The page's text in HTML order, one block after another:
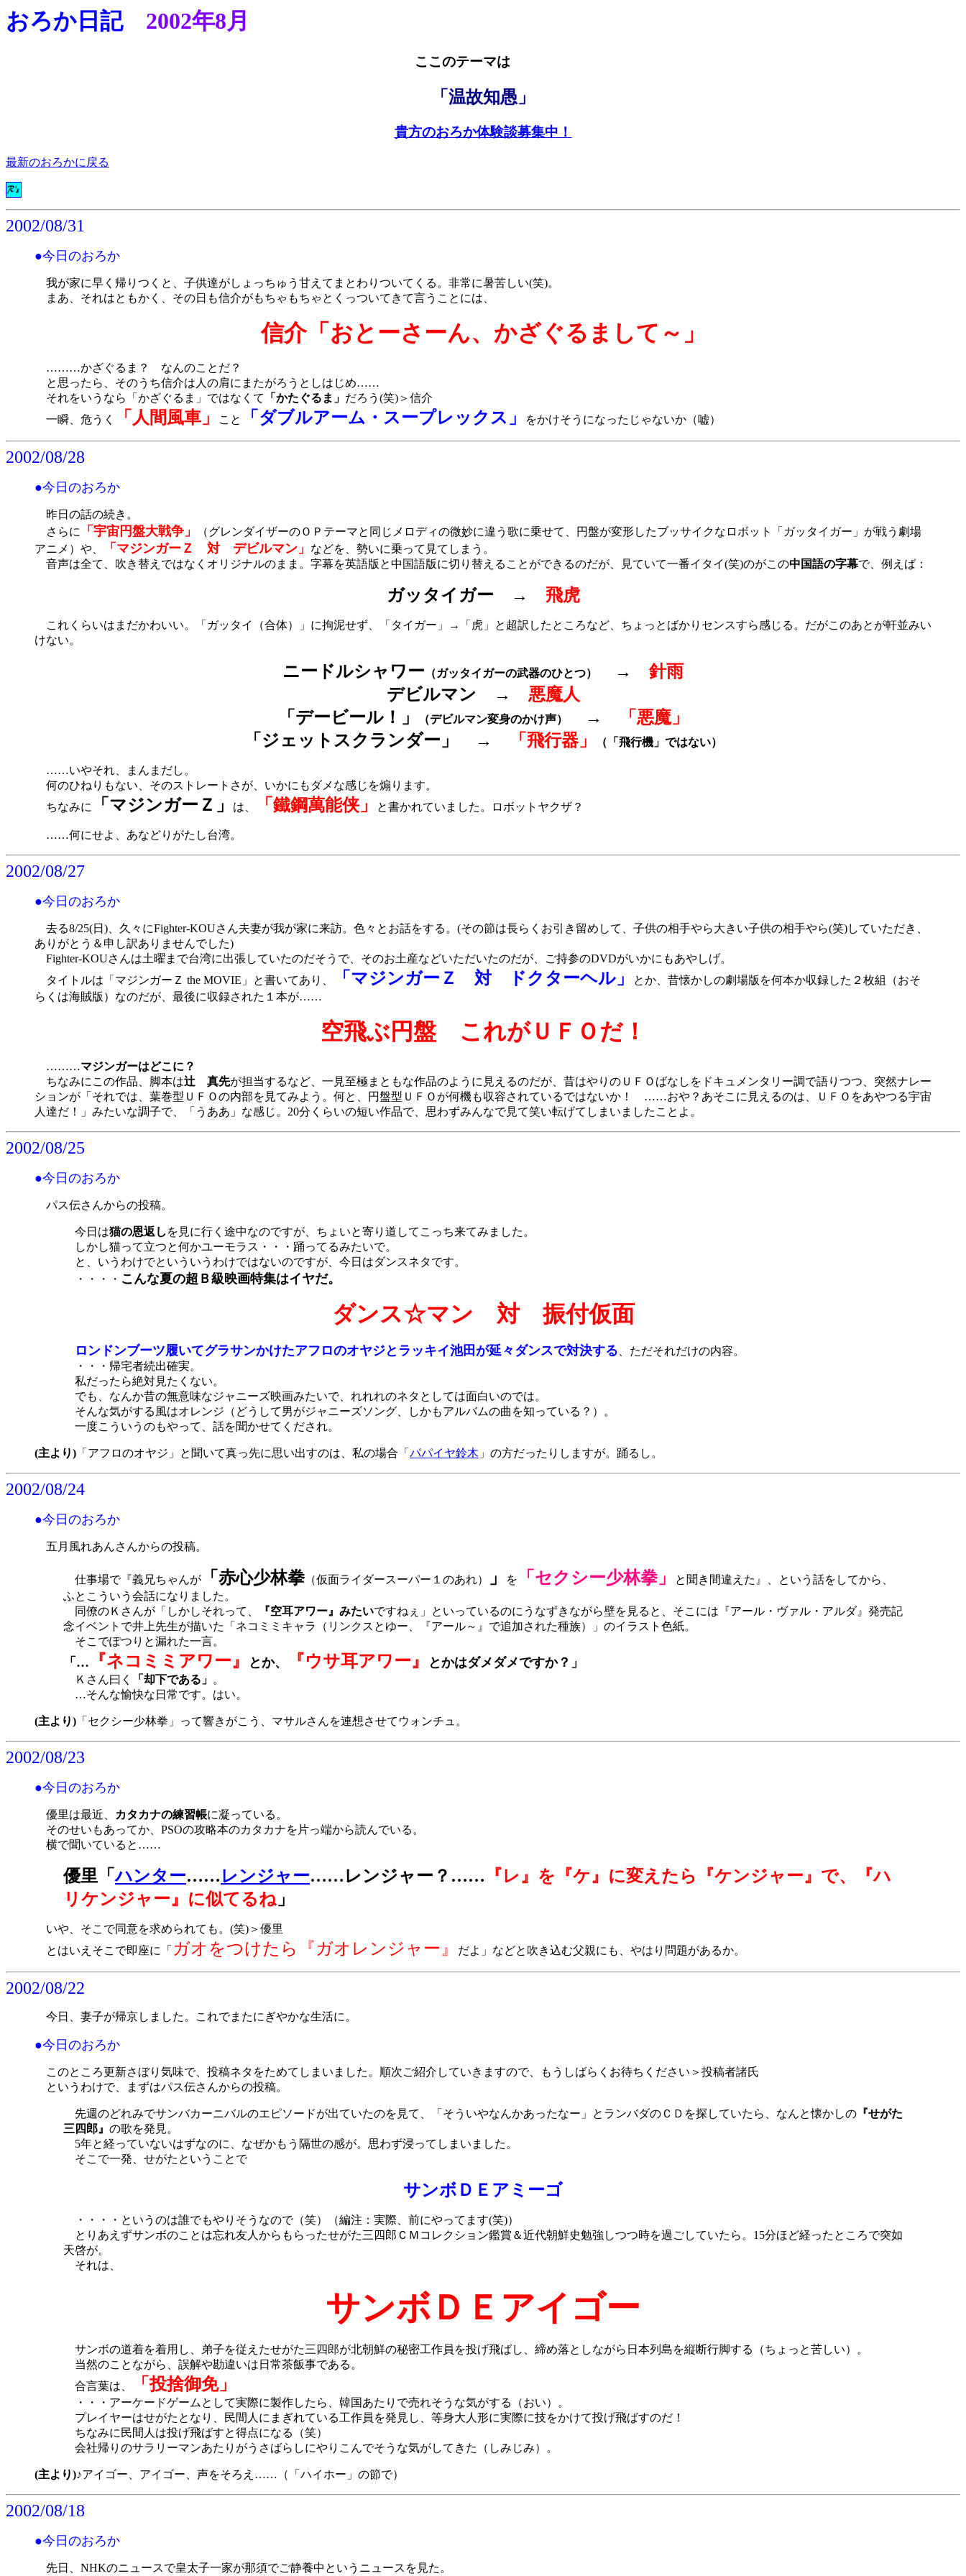
おろか日記 2002年8月
ここのテーマは
「温故知愚」
貴方のおろか体験談募集中！
最新のおろかに戻る
2002/08/31
●今日のおろか
我が家に早く帰りつくと、子供達がしょっちゅう甘えてまとわりついてくる。非常に暑苦しい(笑)。
まあ、それはともかく、その日も信介がもちゃもちゃとくっついてきて言うことには、
信介「おとーさーん、かざぐるまして～」
………かざぐるま？ なんのことだ？
と思ったら、そのうち信介は人の肩にまたがろうとしはじめ……
それをいうなら「かざぐるま」ではなくて
「かたぐるま」 だろう(笑)＞信介
一瞬、危うく
「人間風車」 こと 「ダブルアーム・スープレックス」 をかけそうになったじゃないか（嘘）
2002/08/28
●今日のおろか
昨日の話の続き。
さらに
「宇宙円盤大戦争」
（グレンダイザーのＯＰテーマと同じメロディの微妙に違う歌に乗せて、円盤が変形したブッサイクなロボット「ガッタイガー」が戦う劇場
アニメ）や、
「マジンガーＺ 対 デビルマン」
などを、勢いに乗って見てしまう。
音声は全て、吹き替えではなくオリジナルのまま。字幕を英語版と中国語版に切り替えることができるのだが、見ていて一番イタイ(笑)のがこの中国語の字幕で、例えば：
ガッタイガー → 飛虎
これくらいはまだかわいい。「ガッタイ（合体）」に拘泥せず、「タイガー」→「虎」と超訳したところなど、ちょっとばかりセンスすら感じる。だがこのあとが軒並みい
けない。
ニードルシャワー （ガッタイガーの武器のひとつ） → 針雨
デビルマン → 悪魔人
「デービール！」
（デビルマン変身のかけ声） →
「悪魔」
「ジェットスクランダー」 →
「飛行器」 （「飛行機」ではない）
……いやそれ、まんまだし。
何のひねりもない、そのストレートさが、いかにもダメな感じを煽ります。
ちなみに
「マジンガーＺ」 は、 「鐵鋼萬能侠」 と書かれていました。ロボットヤクザ？
……何にせよ、あなどりがたし台湾。
2002/08/27
●今日のおろか
去る8/25(日)、久々にFighter-KOUさん夫妻が我が家に来訪。色々とお話をする。(その節は長らくお引き留めして、子供の相手やら大きい子供の相手やら(笑)していただき、
ありがとう＆申し訳ありませんでした)
Fighter-KOUさんは土曜まで台湾に出張していたのだそうで、そのお土産などいただいたのだが、ご持参のDVDがいかにもあやしげ。
タイトルは「マジンガーＺ the MOVIE」と書いてあり、
「マジンガーＺ 対 ドクターヘル」
とか、昔懐かしの劇場版を何本か収録した２枚組（おそ
らくは海賊版）なのだが、最後に収録された１本が……
空飛ぶ円盤 これがＵＦＯだ！
………マジンガーはどこに？
ちなみにこの作品、脚本は辻 真先が担当するなど、一見至極まともな作品のように見えるのだが、昔はやりのＵＦＯばなしをドキュメンタリー調で語りつつ、突然ナレー
ションが「それでは、葉巻型ＵＦＯの内部を見てみよう。何と、円盤型ＵＦＯが何機も収容されているではないか！ ……おや？あそこに見えるのは、ＵＦＯをあやつる宇宙
人達だ！」みたいな調子で、「うああ」な感じ。20分くらいの短い作品で、思わずみんなで見て笑い転げてしまいましたことよ。
2002/08/25
●今日のおろか
パス伝さんからの投稿。
今日は猫の恩返し を見に行く途中なのですが、ちょいと寄り道してこっち来てみました。
しかし猫って立つと何かユーモラス・・・踊ってるみたいで。
と、いうわけでといういうわけではないのですが、今日はダンスネタです。
・・・・ こんな夏の超Ｂ級映画特集はイヤだ。
ダンス☆マン 対 振付仮面
ロンドンブーツ履いてグラサンかけたアフロのオヤジとラッキイ池田が延々ダンスで対決する 、ただそれだけの内容。
・・・帰宅者続出確実。
私だったら絶対見たくない。
でも、なんか昔の無意味なジャニーズ映画みたいで、れれれのネタとしては面白いのでは。
そんな気がする風はオレンジ（どうして男がジャニーズソング、しかもアルバムの曲を知っている？）。
一度こういうのもやって、話を聞かせてくだされ。
(主より) 「アフロのオヤジ」と聞いて真っ先に思い出すのは、私の場合「 パパイヤ鈴木 」の方だったりしますが。踊るし。
2002/08/24
●今日のおろか
五月風れあんさんからの投稿。
仕事場で『義兄ちゃんが 「赤心少林拳 （仮面ライダースーパー１のあれ） 」 を 「セクシー少林拳」
と聞き間違えた』、という話をしてから、
ふとこういう会話になりました。
同僚のＫさんが「しかしそれって、
『空耳アワー』みたいですねぇ」といっているのにうなずきながら壁を見ると、そこには『アール・ヴァル・アルダ』発売記
念イベントで井上先生が描いた「ネコミミキャラ（リンクスとゆー、『アール～』で追加された種族）」のイラスト色紙。
そこでぽつりと漏れた一言。
「… 『ネコミミアワー』 とか、 『ウサ耳アワー』 とかはダメダメですか？」
Ｋさん曰く 「却下である」 。
…そんな愉快な日常です。はい。
(主より) 「セクシー少林拳」って響きがこう、マサルさんを連想させてウォンチュ。
2002/08/23
●今日のおろか
優里は最近、 カタカナの練習帳に凝っている。
そのせいもあってか、PSOの攻略本のカタカナを片っ端から読んでいる。
横で聞いていると……
優里「ハンター……レンジャー……レンジャー？…… 『レ』を『ケ』に変えたら『ケンジャー』で、『ハ
リケンジャー』に似てるね 」
いや、そこで同意を求められても。(笑)＞優里
とはいえそこで即座に「 ガオをつけたら『ガオレンジャー』 だよ」などと吹き込む父親にも、やはり問題があるか。
2002/08/22
今日、妻子が帰京しました。これでまたにぎやかな生活に。
●今日のおろか
このところ更新さぼり気味で、投稿ネタをためてしまいました。順次ご紹介していきますので、もうしばらくお待ちください＞投稿者諸氏
というわけで、まずはパス伝さんからの投稿。
先週のどれみでサンバカーニバルのエピソードが出ていたのを見て、「そういやなんかあったなー」とランバダのＣＤを探していたら、なんと懐かしの 『せがた
三四郎』 の歌を発見。
5年と経っていないはずなのに、なぜかもう隔世の感が。思わず浸ってしまいました。
そこで一発、せがたということで
サンボＤＥアミーゴ
・・・・というのは誰でもやりそうなので（笑）（編注：実際、前にやってます(笑)）
とりあえずサンボのことは忘れ友人からもらったせがた三四郎ＣＭコレクション鑑賞＆近代朝鮮史勉強しつつ時を過ごしていたら。15分ほど経ったところで突如
天啓が。
それは、
サンボＤＥアイゴー
サンボの道着を着用し、弟子を従えたせがた三四郎が北朝鮮の秘密工作員を投げ飛ばし、締め落としながら日本列島を縦断行脚する（ちょっと苦しい）。
当然のことながら、誤解や勘違いは日常茶飯事である。
合言葉は、
「投捨御免」
・・・アーケードゲームとして実際に製作したら、韓国あたりで売れそうな気がする（おい）。
プレイヤーはせがたとなり、民間人にまぎれている工作員を発見し、等身大人形に実際に技をかけて投げ飛ばすのだ！
ちなみに民間人は投げ飛ばすと得点になる（笑）
会社帰りのサラリーマンあたりがうさばらしにやりこんでそうな気がしてきた（しみじみ）。
(主より)♪アイゴー、アイゴー、声をそろえ……（「ハイホー」の節で）
2002/08/18
●今日のおろか
先日、NHKのニュースで皇太子一家が那須でご静養中というニュースを見た。